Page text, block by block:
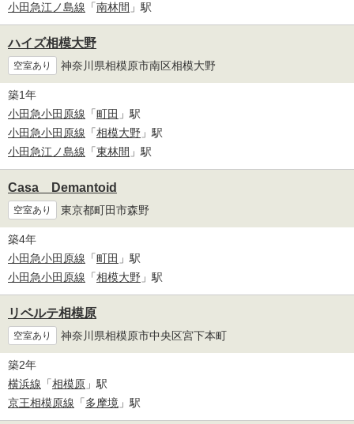
小田急江ノ島線 「南林間 」駅
ハイズ相模大野
空室あり 神奈川県相模原市南区相模大野
築1年
小田急小田原線 「町田 」駅
小田急小田原線 「相模大野 」駅
小田急江ノ島線 「東林間 」駅
Casa Demantoid
空室あり 東京都町田市森野
築4年
小田急小田原線 「町田 」駅
小田急小田原線 「相模大野 」駅
リベルテ相模原
空室あり 神奈川県相模原市中央区宮下本町
築2年
横浜線 「相模原 」駅
京王相模原線 「多摩境 」駅